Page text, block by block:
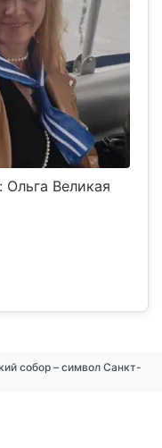
Ольга Великая
собор – символ Санкт-